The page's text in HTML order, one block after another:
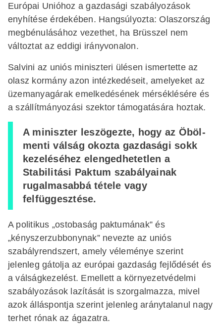
Európai Unióhoz a gazdasági szabályozások
enyhítése érdekében. Hangsúlyozta: Olaszország
megbénulásához vezethet, ha Brüsszel nem
változtat az eddigi irányvonalon.
Salvini az uniós miniszteri ülésen ismertette az
olasz kormány azon intézkedéseit, amelyeket az
üzemanyagárak emelkedésének mérséklésére és
a szállítmányozási szektor támogatására hoztak.
A miniszter leszögezte, hogy az Öböl-
menti válság okozta gazdasági sokk
kezeléséhez elengedhetetlen a
Stabilitási Paktum szabályainak
rugalmasabbá tétele vagy
felfüggesztése.
A politikus „ostobaság paktumának” és
„kényszerzubbonynak” nevezte az uniós
szabályrendszert, amely véleménye szerint
jelenleg gátolja az európai gazdaság fejlődését és
a válságkezelést. Emellett a környezetvédelmi
szabályozások lazítását is szorgalmazza, mivel
azok álláspontja szerint jelenleg aránytalanul nagy
terhet rónak az ágazatra.